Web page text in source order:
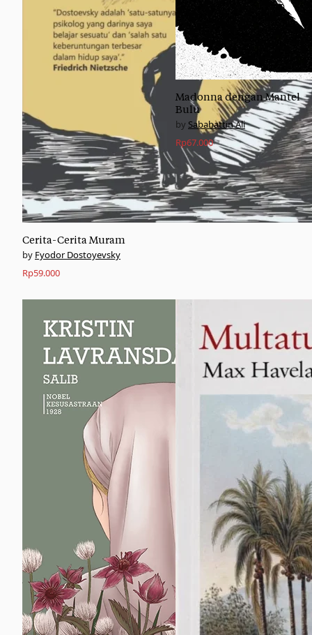
Cerita-Cerita Muram
Fyodor Dostoyevsky
Rp59.000
Madonna dengan Mantel
Bulu
Sabahattin Ali
Rp67.000